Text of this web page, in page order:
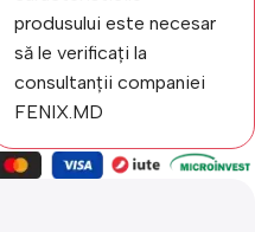
produsului este necesar
să le verificați la
consultanții companiei
FENIX.MD